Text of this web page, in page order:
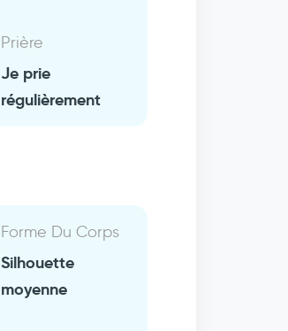
Prière
Je prie
régulièrement
Forme Du Corps
Silhouette
moyenne